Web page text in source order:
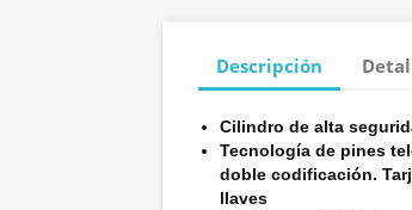
Descripción
Cilindro de alta
Tecnología de pines
doble codificación.
llaves